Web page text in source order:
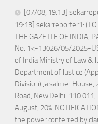
[07/08, 19:13]
19:13] sekarreporter1: (TO
THE GAZETTE OF INDIA,
No. 1<-13026/05/2025-
of India Ministry of Law &
Department of Justice
Division) Jaisalmer House,
Road, New Delhi-110 011,
August, 20%.
the power conferred by